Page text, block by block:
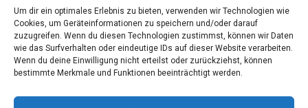
Um dir ein optimales Erlebnis zu bieten, verwenden wir Technologien wie
Cookies, um Geräteinformationen zu speichern und/oder darauf
zuzugreifen. Wenn du diesen Technologien zustimmst, können wir Daten
wie das Surfverhalten oder eindeutige IDs auf dieser Website verarbeiten.
Wenn du deine Einwilligung nicht erteilst oder zurückziehst, können
bestimmte Merkmale und Funktionen beeinträchtigt werden.
nie­ren­de Welt der Eso­
te­rik und Spi­ri­tua­li­tät
auf unse­remEso­te­rik-
Por­tal! Hier fin­dest du
tu­el­les Wachs­tum,